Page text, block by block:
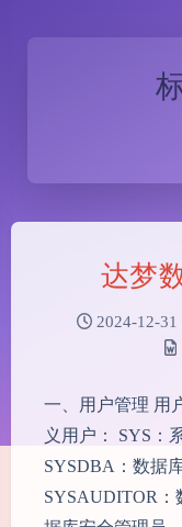
达梦
2024-12-31
一、用户管理 用
义用户： SYS：
SYSDBA：数据
SYSAUDITOR：